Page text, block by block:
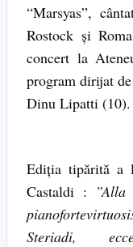
“Marsyas”,
Rostock şi
concert la
program dirijat
Dinu Lipatti (10).
Ediţia tipărită a
Castaldi :
Steriadi,